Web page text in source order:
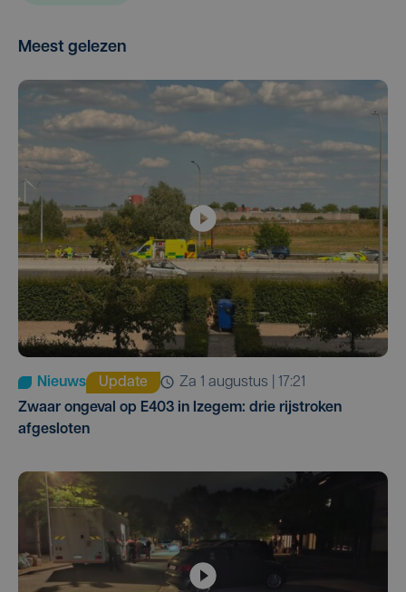
Meest gelezen
Nieuws Update
za 1 augustus | 17:21
Zwaar ongeval op E403 in Izegem: drie rijstroken
afgesloten